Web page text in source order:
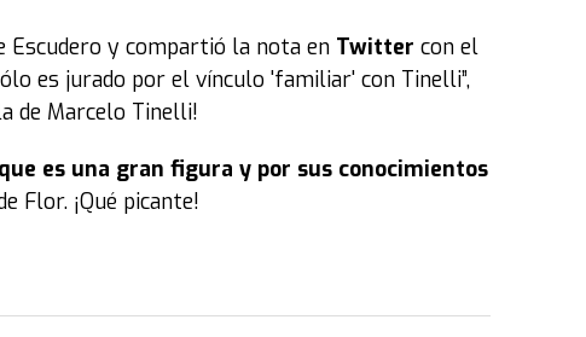
Escudero y compartió la nota en Twitter con el
es jurado por el vínculo 'familiar' con Tinelli”,
de Marcelo Tinelli!
es una gran figura y por sus conocimientos
Flor. ¡Qué picante!